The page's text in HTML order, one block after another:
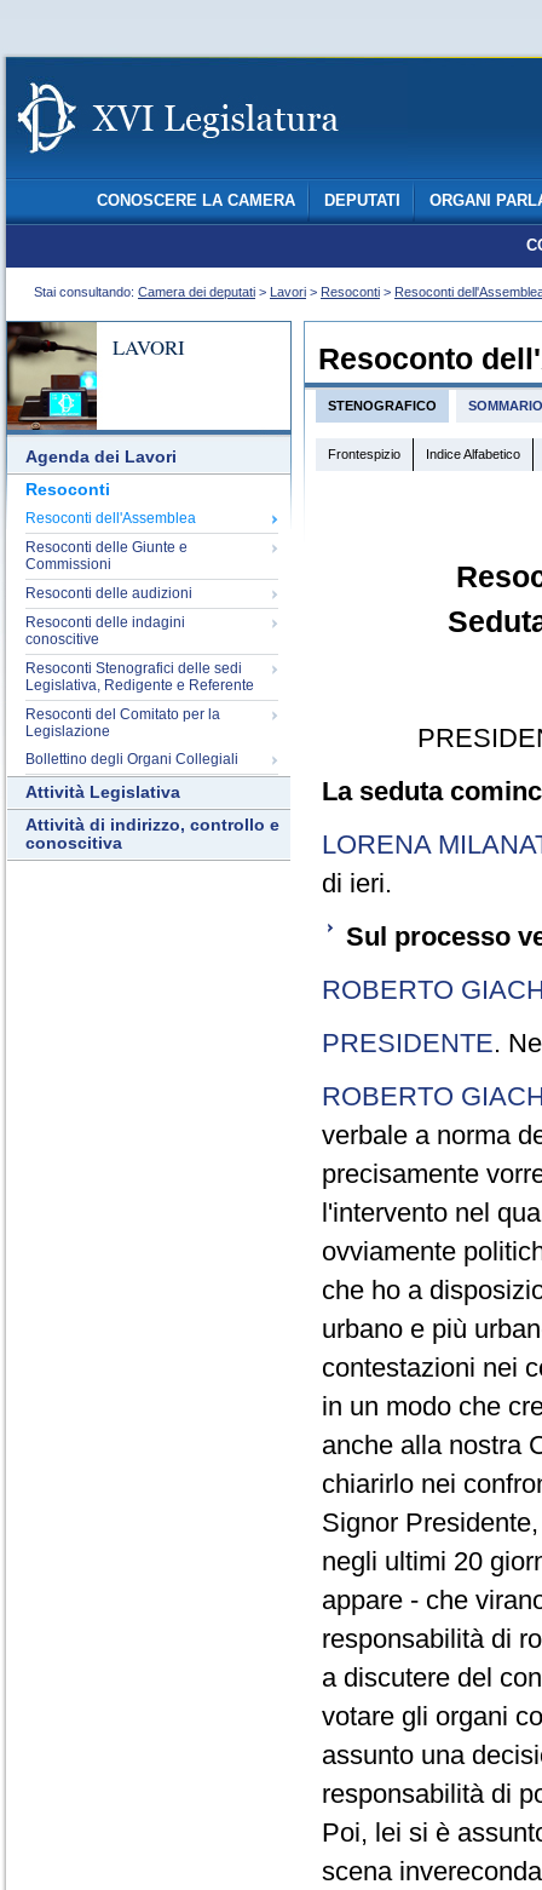
CONOSCERE LA CAMERA DEPUTATI ORGANI
Stai consultando: Camera dei deputati > Lavori > Resoconti > Resoconti
LAVORI
Agenda dei Lavori
Resoconti
Resoconti dell'Assemblea
Resoconti delle Giunte e
Commissioni
Resoconti delle audizioni
Resoconti delle indagini
conoscitive
Resoconti Stenografici delle sedi
Legislativa, Redigente e Referente
Resoconti del Comitato per la
Legislazione
Bollettino degli Organi Collegiali
Attività Legislativa
Attività di indirizzo, controllo e
conoscitiva
Resoconto
STENOGRAFICO SOMMARIO
Frontespizio Indice Alfabetico
La seduta
LORENA
di ieri.
Sul processo
ROBERTO
PRESIDENTE.
ROBERTO
verbale a norma
precisamente
l'intervento nel
ovviamente
che ho a
urbano e più
contestazioni nei
in un modo che
anche alla nostra
chiarirlo nei
Signor
negli ultimi 20
appare - che
responsabilità di
a discutere del
votare gli organi
assunto una
responsabilità di
Poi, lei si è
scena